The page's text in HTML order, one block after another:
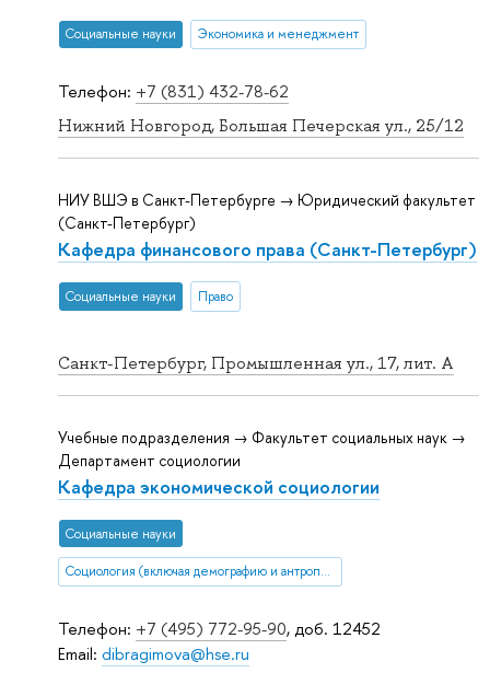
Телефон: +7 (831) 432-78-62
Нижний Новгород, Большая Печерская ул., 25/12
Социальные науки Экономика и менеджмент
Санкт-Петербург, Промышленная ул., 17, лит. А
НИУ ВШЭ в Санкт-Петербурге → Юридический факультет
(Санкт-Петербург)
Кафедра финансового права (Санкт-Петербург)
Социальные науки Право
Телефон: +7 (495) 772-95-90, доб. 12452
Email: dibragimova@hse.ru
Учебные подразделения → Факультет социальных наук →
Департамент социологии
Кафедра экономической социологии
Социальные науки
Социология (включая демографию и антропологию)